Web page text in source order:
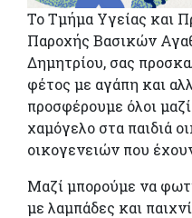
Το Τμήμα Υγείας και
Παροχής Βασικών
Δημητρίου, σας
φέτος με αγάπη και
προσφέρουμε όλοι
χαμόγελο στα παιδιά
οικογενειών που
Μαζί μπορούμε να
με λαμπάδες και